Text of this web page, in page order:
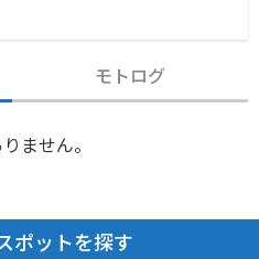
モトログ
ません。
ポットを探す